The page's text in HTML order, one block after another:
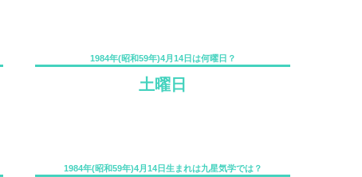
1984年(昭和59年)4月14日は何曜日？
土曜日
1984年(昭和59年)4月14日生まれは九星気学では？